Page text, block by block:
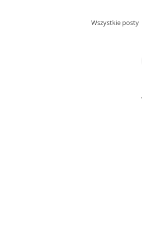
Wszystkie posty